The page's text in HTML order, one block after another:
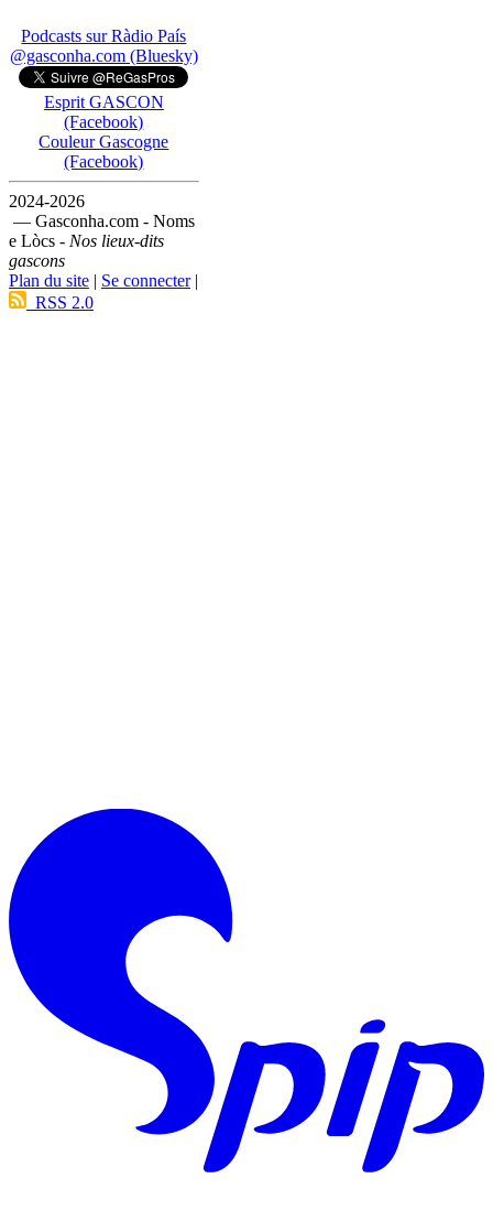
Podcasts sur Ràdio País
@gasconha.com (Bluesky)
Esprit GASCON
(Facebook)
Couleur Gascogne
(Facebook)
2024-2026
— Gasconha.com - Noms
e Lòcs - Nos lieux-dits
gascons
Plan du site | Se connecter|
RSS 2.0